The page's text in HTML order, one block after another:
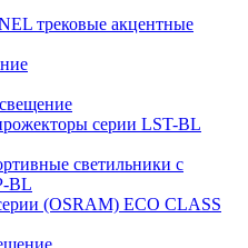
трековые акцентные
серии LST-BL
светильники с
BL
(OSRAM) ECO CLASS